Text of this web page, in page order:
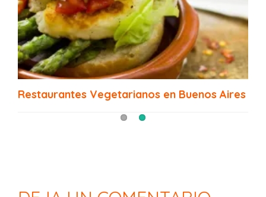
Los mejores bodegones de Buenos Aires
Restaurantes Vegetarianos en Buenos Aires